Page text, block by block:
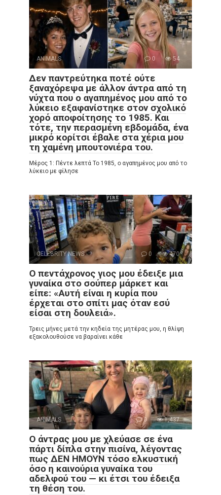
ANIMALS 0 54
Δεν παντρεύτηκα ποτέ ούτε
ξαναχόρεψα με άλλον άντρα από τη
νύχτα που ο αγαπημένος μου από το
λύκειο εξαφανίστηκε στον σχολικό
χορό αποφοίτησης το 1985. Και
τότε, την περασμένη εβδομάδα, ένα
μικρό κορίτσι έβαλε στα χέρια μου
τη χαμένη μπουτονιέρα του.
Μέρος 1: Πέντε λεπτά Το 1985, ο αγαπημένος μου από το
λύκειο με φίλησε
CELEBRITY NEWS 0 470
Ο πεντάχρονος γιος μου έδειξε μια
γυναίκα στο σούπερ μάρκετ και
είπε: «Αυτή είναι η κυρία που
έρχεται στο σπίτι μας όταν εσύ
είσαι στη δουλειά».
Τρεις μήνες μετά την κηδεία της μητέρας μου, η θλίψη
εξακολουθούσε να βαραίνει κάθε
ANIMALS 0 1,437
Ο άντρας μου με χλεύασε σε ένα
πάρτι δίπλα στην πισίνα, λέγοντας
πως ΔΕΝ ΗΜΟΥΝ τόσο ελκυστική
όσο η καινούρια γυναίκα του
αδελφού του — κι έτσι του έδειξα
τη θέση του.